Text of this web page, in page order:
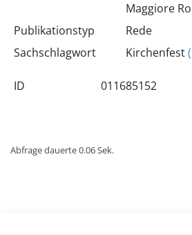
Maggiore
Publikationstyp
Rede
Sachschlagwort
Kirchenfest
ID 011685152
Abfrage dauerte 0.06 Sek.